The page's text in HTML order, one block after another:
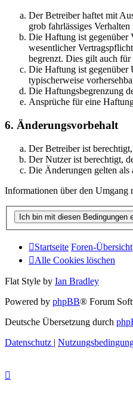
Der Betreiber haftet mit
grob fahrlässiges
Die Haftung ist gegenüber
wesentlicher
begrenzt. Dies gilt auch für
Die Haftung ist gegenüber
typischerweise
Die Haftungsbegrenzung
Ansprüche für eine
6. Änderungsvorbehalt
Der Betreiber ist
Der Nutzer ist berechtigt,
Die Änderungen gelten
Informationen über den Umgang
Startseite Foren-Übersicht
Alle Cookies löschen
Flat Style by Ian Bradley
Powered by phpBB® Forum
Deutsche Übersetzung durch
Datenschutz |